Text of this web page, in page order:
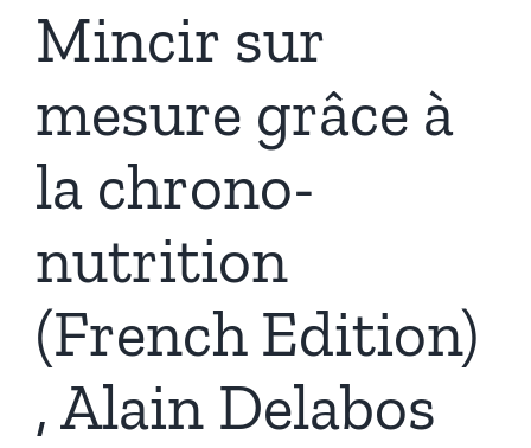
Mincir sur
mesure grâce à
la chrono-
nutrition
(French Edition)
, Alain Delabos